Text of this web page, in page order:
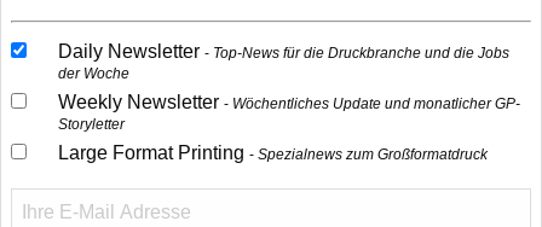
Daily Newsletter
Top-News für die Druckbranche und die Jobs
der Woche
Weekly Newsletter
Wöchentliches Update und monatlicher GP-
Storyletter
Large Format Printing Spezialnews zum Großformatdruck